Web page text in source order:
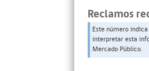
Reclamos
Este número
interpretar esta
Mercado Público.